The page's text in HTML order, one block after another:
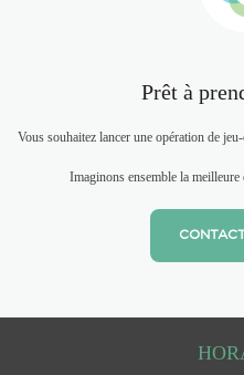
Prêt à
Vous souhaitez lancer une opération de
Imaginons ensemble la